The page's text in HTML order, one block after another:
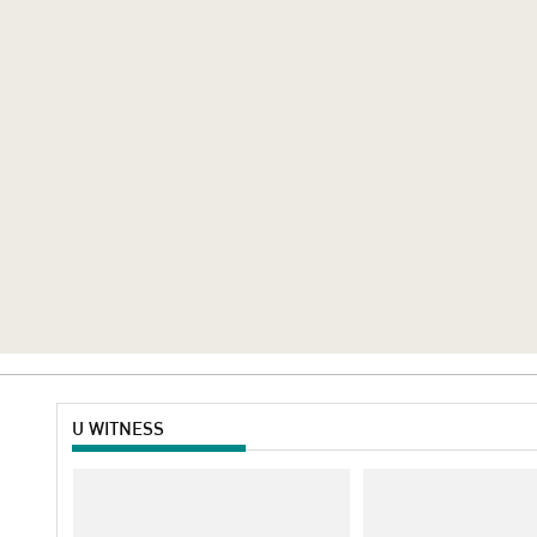
U WITNESS